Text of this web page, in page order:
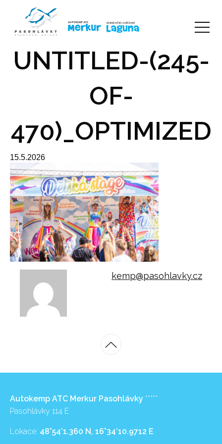
UNTITLED-(245-
OF-
470)_OPTIMIZED
15.5.2026
kemp@pasohlavky.cz
Autokemp ATC Merkur Pasohlávky *****
Pasohlávky 114 E
Lokace: 48°54’1.360 N, 16°34’10.9712 E